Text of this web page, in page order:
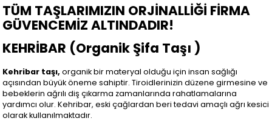
TÜM TAŞLARIMIZIN ORJİNALLİĞİ FİRMA
GÜVENCEMİZ ALTINDADIR!
KEHRİBAR (Organik Şifa Taşı )
Kehribar taşı,organik bir materyal olduğu için insan sağlığı
açısından büyük öneme sahiptir. Tiroidlerinizin düzene girmesine ve
bebeklerin ağrılı diş çıkarma zamanlarında rahatlamalarına
yardımcı olur. Kehribar, eski çağlardan beri tedavi amaçlı ağrı kesici
olarak kullanılmaktadır.